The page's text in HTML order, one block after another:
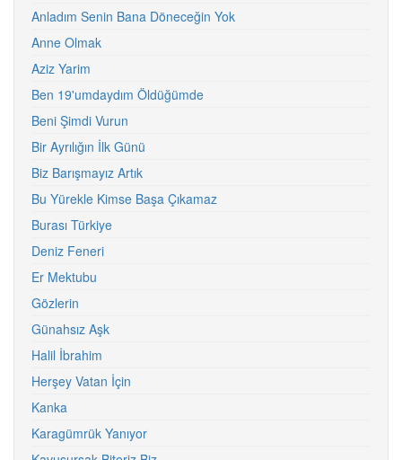
Anladım Senin Bana Döneceğin Yok
Anne Olmak
Aziz Yarim
Ben 19'umdaydım Öldüğümde
Beni Şimdi Vurun
Bir Ayrılığın İlk Günü
Biz Barışmayız Artık
Bu Yürekle Kimse Başa Çıkamaz
Burası Türkiye
Deniz Feneri
Er Mektubu
Gözlerin
Günahsız Aşk
Halil İbrahim
Herşey Vatan İçin
Kanka
Karagümrük Yanıyor